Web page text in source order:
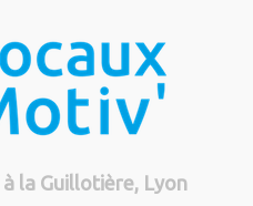
la Guillotière, Lyon